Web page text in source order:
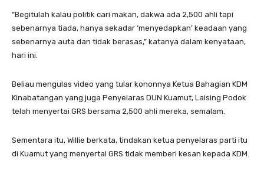
“Begitulah kalau politik cari makan, dakwa ada 2,500 ahli tapi
sebenarnya tiada, hanya sekadar ‘menyedapkan’ keadaan yang
sebenarnya auta dan tidak berasas,” katanya dalam kenyataan,
hari ini.
Beliau mengulas video yang tular kononnya Ketua Bahagian KDM
Kinabatangan yang juga Penyelaras DUN Kuamut, Laising Podok
telah menyertai GRS bersama 2,500 ahli mereka, semalam.
Sementara itu, Willie berkata, tindakan ketua penyelaras parti itu
di Kuamut yang menyertai GRS tidak memberi kesan kepada KDM.